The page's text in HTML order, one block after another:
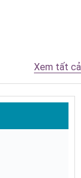
Xem tất cả